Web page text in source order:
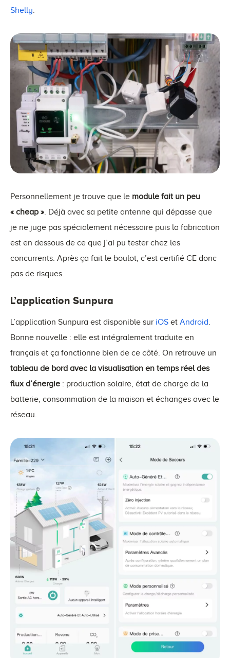
Shelly.
Personnellement je trouve que le module fait un peu
« cheap ». Déjà avec sa petite antenne qui dépasse que
je ne juge pas spécialement nécessaire puis la fabrication
est en dessous de ce que j’ai pu tester chez les
concurrents. Après ça fait le boulot, c’est certifié CE donc
pas de risques.
L’application Sunpura
L’application Sunpura est disponible sur iOS et Android.
Bonne nouvelle : elle est intégralement traduite en
français et ça fonctionne bien de ce côté. On retrouve un
tableau de bord avec la visualisation en temps réel des
flux d’énergie : production solaire, état de charge de la
batterie, consommation de la maison et échanges avec le
réseau.